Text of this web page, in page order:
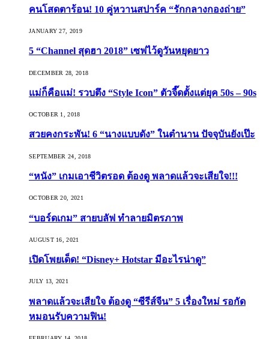
คนโสดตาร้อน! 10 คู่หวานสปาร์ค “รักกลางกองถ่าย”
JANUARY 27, 2019
5 “Channel สุดฮา 2018” เซฟไว้ดูวันหยุดยาว
DECEMBER 28, 2018
แม่ก็คือแม่! รวบตึง “Style Icon” ตัวจี๊ดตั้งแต่ยุค 50s – 90s
OCTOBER 1, 2018
สวยคงกระพัน! 6 “นางแบบดัง” ในตำนาน ปัจจุบันยังเป๊ะ
SEPTEMBER 24, 2018
“หนัง” เกมเอาชีวิตรอด ต้องดู พลาดแล้วจะเสียใจ!!!
OCTOBER 20, 2021
“บอร์ดเกม” สายบลัฟ ทำลายมิตรภาพ
AUGUST 16, 2021
เปิดโพยเด็ด! “Disney+ Hotstar มีอะไรน่าดู”
JULY 13, 2021
พลาดแล้วจะเสียใจ ต้องดู “ซีรีส์จีน” 5 เรื่องใหม่ รอกัด
หมอนรับความฟิน!